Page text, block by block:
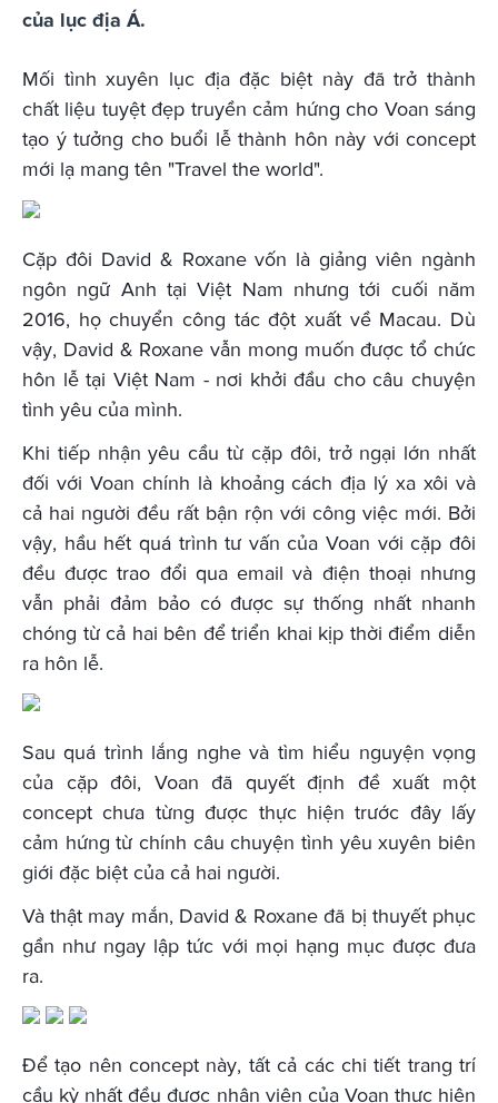
của lục địa Á.
Mối tình xuyên lục địa đặc biệt này đã trở thành
chất liệu tuyệt đẹp truyền cảm hứng cho Voan sáng
tạo ý tưởng cho buổi lễ thành hôn này với concept
mới lạ mang tên "Travel the world".
Cặp đôi David & Roxane vốn là giảng viên ngành
ngôn ngữ Anh tại Việt Nam nhưng tới cuối năm
2016, họ chuyển công tác đột xuất về Macau. Dù
vậy, David & Roxane vẫn mong muốn được tổ chức
hôn lễ tại Việt Nam - nơi khởi đầu cho câu chuyện
tình yêu của mình.
Khi tiếp nhận yêu cầu từ cặp đôi, trở ngại lớn nhất
đối với Voan chính là khoảng cách địa lý xa xôi và
cả hai người đều rất bận rộn với công việc mới. Bởi
vậy, hầu hết quá trình tư vấn của Voan với cặp đôi
đều được trao đổi qua email và điện thoại nhưng
vẫn phải đảm bảo có được sự thống nhất nhanh
chóng từ cả hai bên để triển khai kịp thời điểm diễn
ra hôn lễ.
Sau quá trình lắng nghe và tìm hiểu nguyện vọng
của cặp đôi, Voan đã quyết định đề xuất một
concept chưa từng được thực hiện trước đây lấy
cảm hứng từ chính câu chuyện tình yêu xuyên biên
giới đặc biệt của cả hai người.
Và thật may mắn, David & Roxane đã bị thuyết phục
gần như ngay lập tức với mọi hạng mục được đưa
ra.
Để tạo nên concept này, tất cả các chi tiết trang trí
cầu kỳ nhất đều được nhân viên của Voan thực hiện